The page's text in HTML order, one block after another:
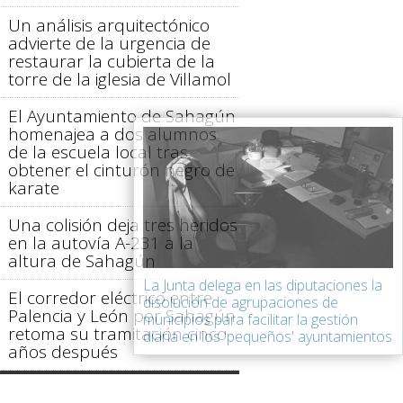
Un análisis arquitectónico
advierte de la urgencia de
restaurar la cubierta de la
torre de la iglesia de Villamol
El Ayuntamiento de Sahagún
homenajea a dos alumnos
de la escuela local tras
obtener el cinturón negro de
karate
Una colisión deja tres heridos
en la autovía A-231 a la
altura de Sahagún
El corredor eléctrico entre
Palencia y León por Sahagún
retoma su tramitación cinco
años después
La Junta delega en las diputaciones la
disolución de agrupaciones de
municipios para facilitar la gestión
diaria en los 'pequeños' ayuntamientos